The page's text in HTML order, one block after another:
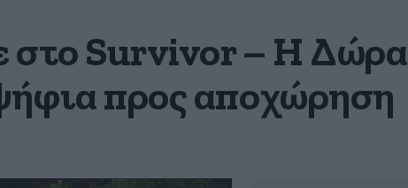
στο Survivor – H Δώρα
προς αποχώρηση